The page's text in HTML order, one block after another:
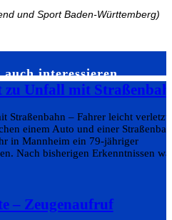
und Sport Baden-Württemberg)
auch interessieren…
zu Unfall mit
– Fahrer leicht verletzt
einem Auto und einer
in Mannheim ein 79-jähriger
Nach bisherigen Erkenntnissen
– Zeugenaufruf